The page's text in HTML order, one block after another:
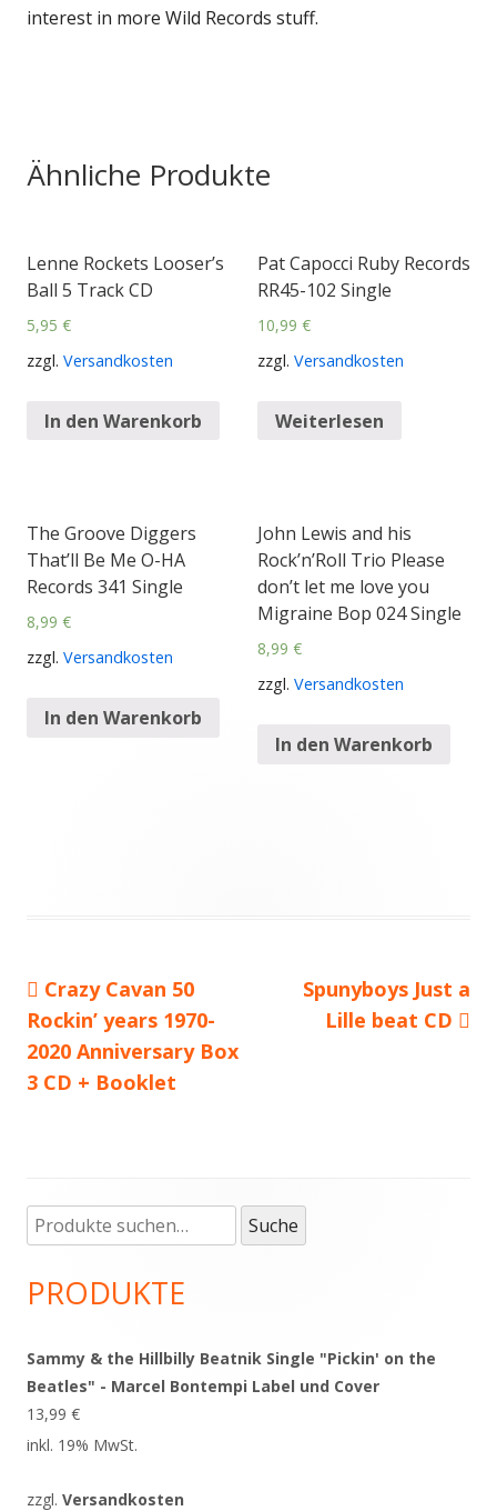
interest in more Wild Records stuff.
Ähnliche Produkte
Lenne Rockets Looser’s
Ball 5 Track CD
5,95 €
zzgl. Versandkosten
In den Warenkorb
Pat Capocci Ruby Records
RR45-102 Single
10,99 €
zzgl. Versandkosten
Weiterlesen
The Groove Diggers
That’ll Be Me O-HA
Records 341 Single
8,99 €
zzgl. Versandkosten
In den Warenkorb
John Lewis and his
Rock’n’Roll Trio Please
don’t let me love you
Migraine Bop 024 Single
8,99 €
zzgl. Versandkosten
In den Warenkorb
Beitragsnavigation
Vorheriger
Beitrag:
Crazy Cavan 50
Rockin’ years 1970-
2020 Anniversary Box
3 CD + Booklet
Nächster
Beitrag
Spunyboys Just a
Lille beat CD
Haupt-
Seitenleiste
Suche
nach:
Suche
PRODUKTE
Sammy & the Hillbilly Beatnik Single "Pickin' on the
Beatles" - Marcel Bontempi Label und Cover
13,99 €
inkl. 19% MwSt.
zzgl. Versandkosten